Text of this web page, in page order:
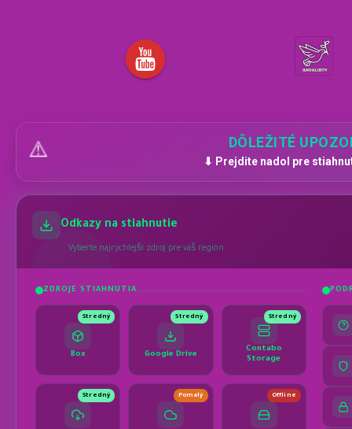
⚠️ DÔLEŽITÉ
⬇ Prejdite nadol pre